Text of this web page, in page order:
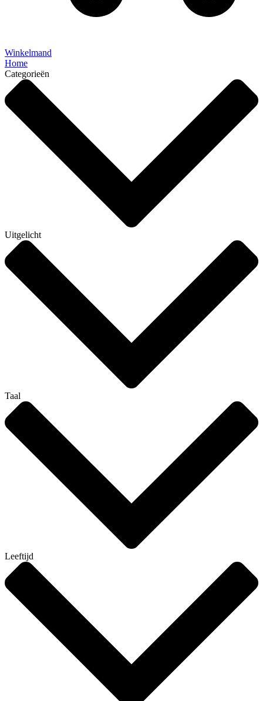
Winkelmand
Home
Categorieën
Uitgelicht
Taal
Leeftijd